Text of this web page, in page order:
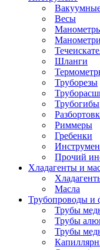
Весы
Шланги
Труборезы
Трубогибы
Риммеры
Гребенки
Прочий
Хладагенты и
Масла
Трубопроводы и
Трубы
Трубы
Трубы